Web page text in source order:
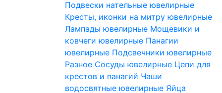
Подвески нательные ювелирные
Кресты, иконки на митру ювелирные
Лампады ювелирные Мощевики и
ковчеги ювелирные Панагии
ювелирные Подсвечники ювелирные
Разное Сосуды ювелирные Цепи для
крестов и панагий Чаши
водосвятные ювелирные Яйца